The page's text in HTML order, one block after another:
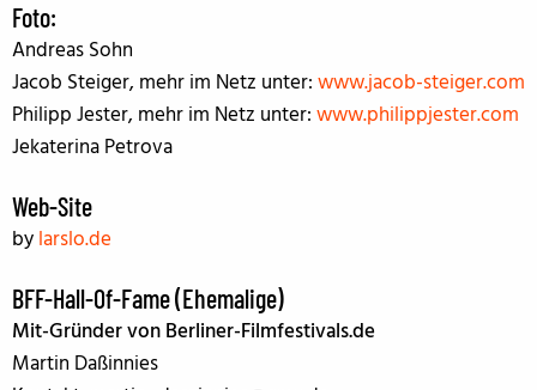
Foto:
Andreas Sohn
Jacob Steiger, mehr im Netz unter:www.jacob-steiger.com
Philipp Jester, mehr im Netz unter:www.philippjester.com
Jekaterina Petrova
Web-Site
bylarslo.de
BFF-Hall-Of-Fame (Ehemalige)
Mit-Gründer von Berliner-Filmfestivals.de
Martin Daßinnies